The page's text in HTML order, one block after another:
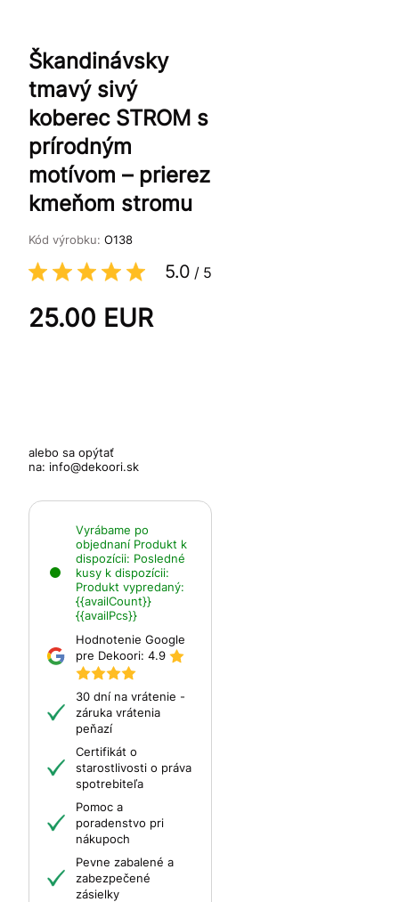
Škandinávsky
tmavý sivý
koberec STROM s
prírodným
motívom – prierez
kmeňom stromu
Kód výrobku: O138
5.0 / 5
25.00 EUR
alebo sa opýtať
na: info@dekoori.sk
Vyrábame po
objednaní Produkt k
dispozícii: Posledné
kusy k dispozícii:
Produkt vypredaný:
{{availCount}}
{{availPcs}}
Hodnotenie Google
pre Dekoori: 4.9
30 dní na vrátenie -
záruka vrátenia
peňazí
Certifikát o
starostlivosti o práva
spotrebiteľa
Pomoc a
poradenstvo pri
nákupoch
Pevne zabalené a
zabezpečené
zásielky